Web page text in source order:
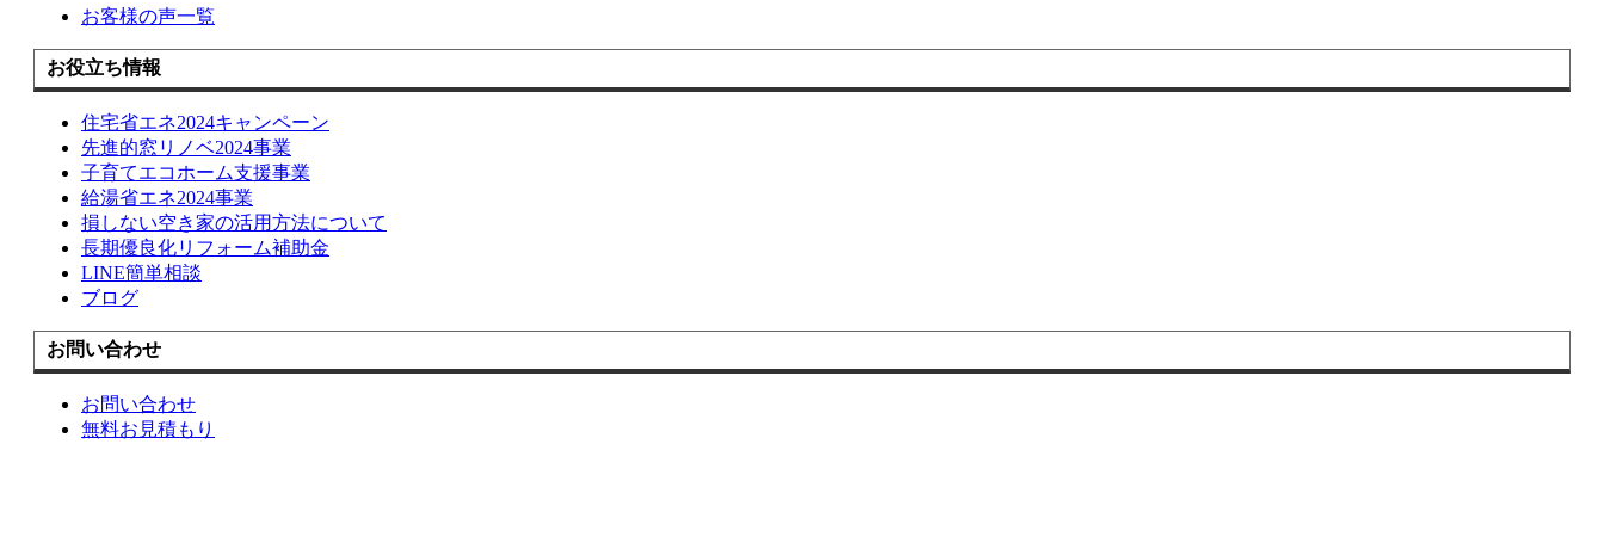
お客様の声一覧
お役立ち情報
住宅省エネ2024キャンペーン
先進的窓リノベ2024事業
子育てエコホーム支援事業
給湯省エネ2024事業
損しない空き家の活用方法について
長期優良化リフォーム補助金
LINE簡単相談
ブログ
お問い合わせ
お問い合わせ
無料お見積もり